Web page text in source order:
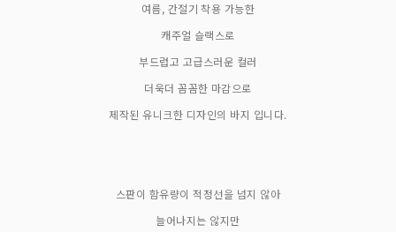
여름, 간절기 착용 가능한
캐주얼 슬랙스로
부드럽고 고급스러운 컬러
더욱더 꼼꼼한 마감으로
제작된 유니크한 디자인의 바지 입니다.
스판이 함유량이 적정선을 넘지 않아
늘어나지는 않지만